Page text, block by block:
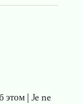
этом | Je ne